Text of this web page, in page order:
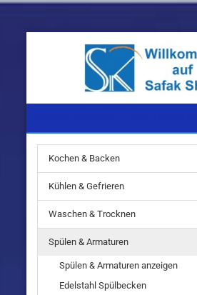
Standgeräte
Einbaugeräte
Kochen & Backen
Kühlen & Gefrieren
Waschen & Trocknen
Spülen & Armaturen
Spülen & Armaturen anzeigen
Edelstahl Spülbecken